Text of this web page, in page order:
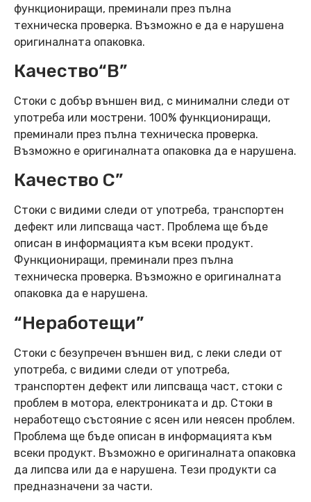
функциониращи, преминали през пълна
техническа проверка. Възможно е да е нарушена
оригиналната опаковка.
Качество“B”
Стоки с добър външен вид, с минимални следи от
употреба или мострени. 100% функциониращи,
преминали през пълна техническа проверка.
Възможно е оригиналната опаковка да е нарушена.
Качество C”
Стоки с видими следи от употреба, транспортен
дефект или липсваща част. Проблема ще бъде
описан в информацията към всеки продукт.
Функциониращи, преминали през пълна
техническа проверка. Възможно е оригиналната
опаковка да е нарушена.
“Неработещи”
Стоки с безупречен външен вид, с леки следи от
употреба, с видими следи от употреба,
транспортен дефект или липсваща част, стоки с
проблем в мотора, електрониката и др. Стоки в
неработещо състояние с ясен или неясен проблем.
Проблема ще бъде описан в информацията към
всеки продукт. Възможно е оригиналната опаковка
да липсва или да е нарушена. Тези продукти са
предназначени за части.